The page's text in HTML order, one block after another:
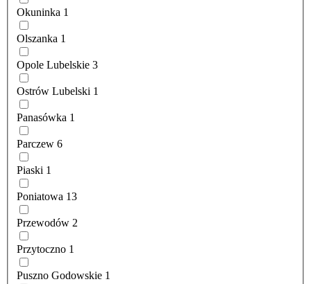
Okuninka 1
Olszanka 1
Opole Lubelskie 3
Ostrów Lubelski 1
Panasówka 1
Parczew 6
Piaski 1
Poniatowa 13
Przewodów 2
Przytoczno 1
Puszno Godowskie 1